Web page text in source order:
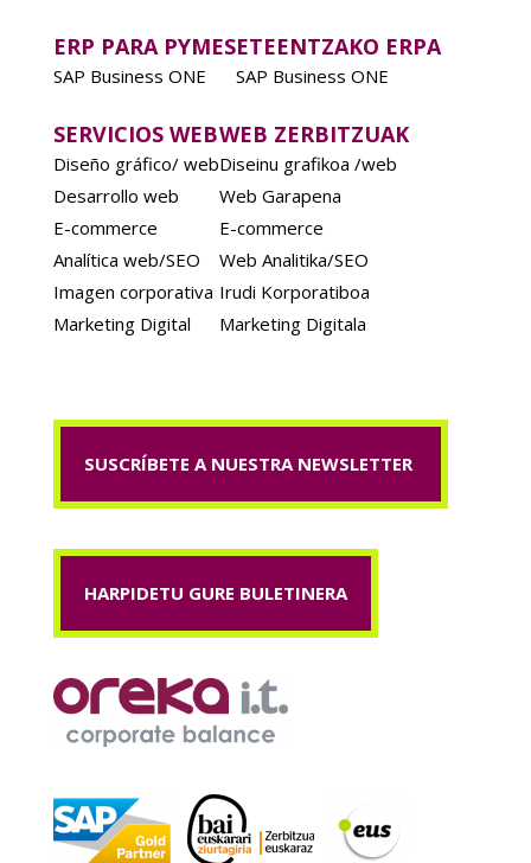
ERP PARA PYMES
SAP Business ONE
ETEENTZAKO ERPA
SAP Business ONE
SERVICIOS WEB
Diseño gráfico/ web
Desarrollo web
E-commerce
Analítica web/SEO
Imagen corporativa
Marketing Digital
WEB ZERBITZUAK
Diseinu grafikoa /web
Web Garapena
E-commerce
Web Analitika/SEO
Irudi Korporatiboa
Marketing Digitala
SUSCRÍBETE A NUESTRA NEWSLETTER
HARPIDETU GURE BULETINERA